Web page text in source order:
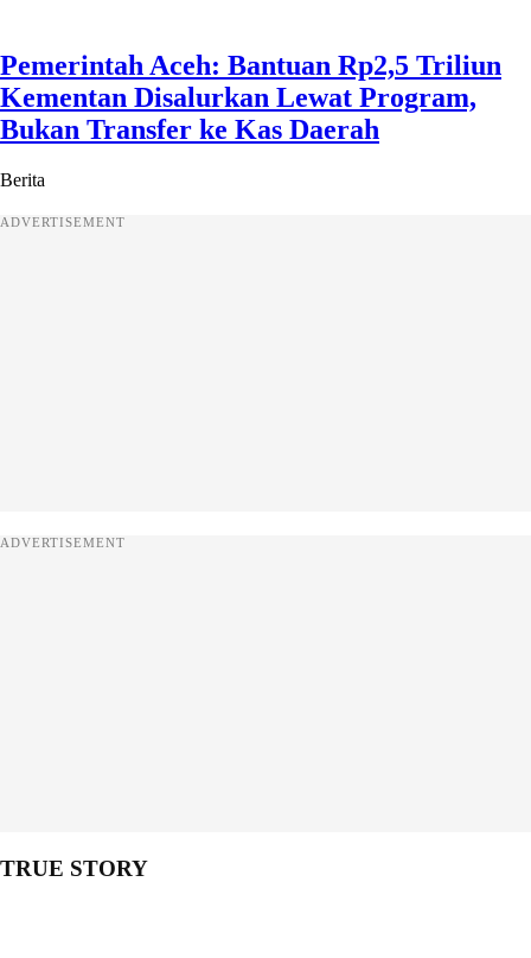
Pemerintah Aceh: Bantuan Rp2,5 Triliun
Kementan Disalurkan Lewat Program,
Bukan Transfer ke Kas Daerah
Berita
ADVERTISEMENT
ADVERTISEMENT
TRUE STORY